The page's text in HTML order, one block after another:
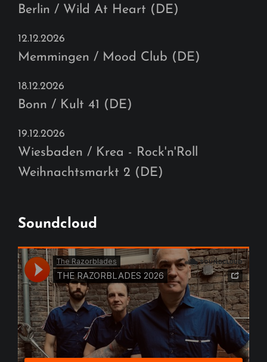
Berlin / Wild At Heart (DE)
12.12.2026
Memmingen / Mood Club (DE)
18.12.2026
Bonn / Kult 41 (DE)
19.12.2026
Wiesbaden / Krea - Rock'n'Roll
Weihnachtsmarkt 2 (DE)
Soundcloud